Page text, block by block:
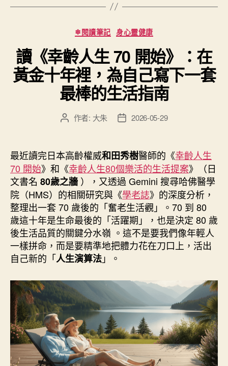
藏
山
林
間
的
「東
橄
油」”
分
類
❄閱讀筆記 身心靈健康
讀《幸齡人生 70 開始》：在
黃金十年裡，為自己寫下一套
最棒的生活指南
文
者
作者: 大朱
文
佈
日
期
2026-05-29
最近讀完日本高齡權威和田秀樹醫師的《幸齡人生
70 開始》和《幸齡人生80個樂活的生活提案》（日
文書名 80歲之牆 ），又透過 Gemini 搜尋哈佛醫學
院（HMS）的相關研究與《學老誌》的深度分析，
整理出一套 70 歲後的「奮老生活觀」。70 到 80
歲這十年是生命最後的「活躍期」，也是決定 80 歲
後生活品質的關鍵分水嶺 。這不是要我們像年輕人
一樣拼命，而是要精準地把體力花在刀口上，活出
自己新的「人生演算法」。